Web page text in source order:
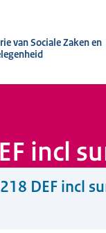
van Sociale Zaken en
incl
DEF incl